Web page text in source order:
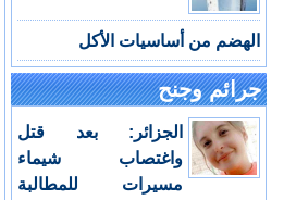
الهضم من أساسيات الأكل
جرائم وجنح
الجزائر: بعد قتل
واغتصاب شيماء
مسيرات للمطالبة